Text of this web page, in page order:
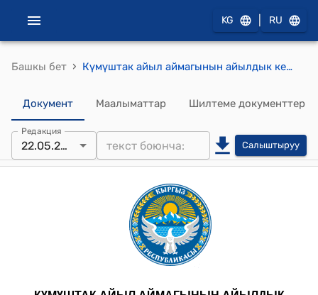
KG RU
Башкы бет › Күмүштак айыл аймагынын айылдык кеңешинин 2025-жылдын 22-майындагы № 11 "1-Май айылындагы магышуу залына Истамбеков Суамбек Темирбековичтин атын коюу жөнүндө" токтому
Документ Маалыматтар Шилтеме документтер
Редакция
22.05.2025 Салыштыруу